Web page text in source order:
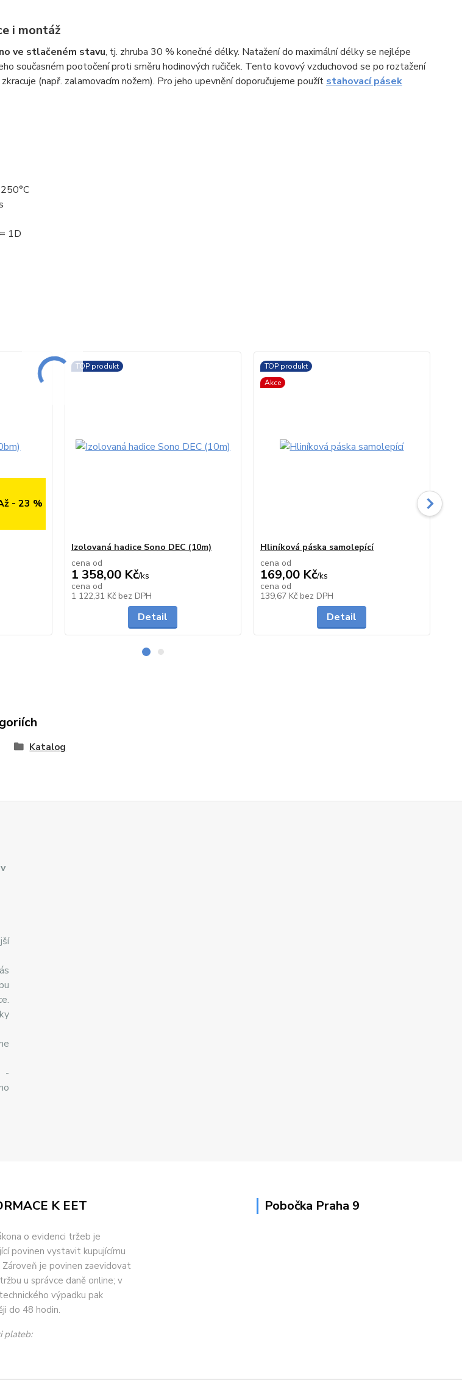
i montáž
ve stlačeném stavu, tj. zhruba 30 % konečné délky. Natažení do maximální délky se nejlépe
současném pootočení proti směru hodinových ručiček. Tento kovový vzduchovod se po roztažení
(např. zalamovacím nožem). Pro jeho upevnění doporučujeme použít stahovací pásek
1D
- 23 %
TOP produkt
Izolovaná hadice Sono DEC (10m)
cena od
1 358,00 Kč/ks
cena od
1 122,31 Kč bez DPH
Detail
TOP produkt
Akce
Hliníková páska samolepící
cena od
169,00 Kč/ks
cena od
139,67 Kč bez DPH
Detail
Katalog
-
K EET
o evidenci tržeb je
povinen vystavit kupujícímu
Zároveň je povinen zaevidovat
u správce daně online; v
výpadku pak
do 48 hodin.
plateb:
Pobočka Praha 9